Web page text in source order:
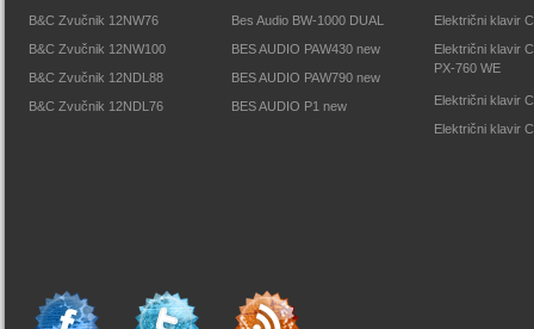
B&C Zvučnik 12NW76
B&C Zvučnik 12NW100
B&C Zvučnik 12NDL88
B&C Zvučnik 12NDL76
Bes Audio BW-1000 DUAL
BES AUDIO PAW430 new
BES AUDIO PAW790 new
BES AUDIO P1 new
Električni klavir
Električni klavir
PX-760 WE
Električni klavir
Električni klavir